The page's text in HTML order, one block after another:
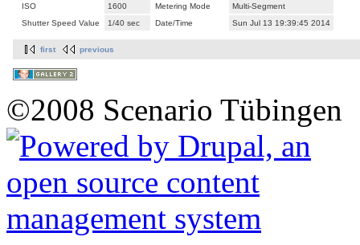
ISO
1600 Metering Mode
Multi-Segment
Shutter Speed Value
1/40 sec Date/Time Sun Jul 13 19:39:45 2014
first previous
©2008 Scenario Tübingen